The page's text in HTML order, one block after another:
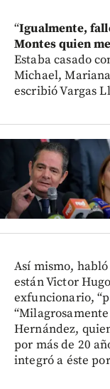
“Igualmente,
Montes quien
Estaba casado
Michael,
escribió Vargas
Así mismo,
están Victor
exfuncionario,
Hernández,
por más de 20
integró a éste